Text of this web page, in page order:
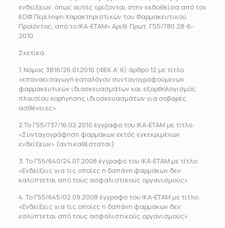
ενδείξεων, όπως αυτές ορίζονται στην εκδοθείσα από τον
ΕΟΦ Περίληψη Χαρακτηριστικών του Φαρμακευτικού
Προϊόντος, από το ΙΚΑ-ΕΤΑΜ» Αριθ. Πρωτ. Γ55/780 28-6-
2010
Σχετικά:
1. Νόμος 3816/26.01.2010 (ΦΕΚ Α’ 6) άρθρο 12 με τίτλο
«επαναεισαγωγή καταλόγου συνταγογραφούμενων
φαρμακευτικών ιδιοσκευασμάτων και εξορθολογισμός
πλαισίου χορήγησης ιδιοσκευασμάτων για σοβαρές
ασθένειες»
2.Το Γ55/737/16.02.2010 έγγραφο του ΙΚΑ-ΕΤΑΜ με τίτλο:
«Συνταγογράφηση φαρμάκων εκτός εγκεκριμένων
ενδείξεων» (αντικαθίσταται)
3. Το Γ55/640/24.07.2008 έγγραφο του ΙΚΑ-ΕΤΑΜ με τίτλο:
«Ενδείξεις για τις οποίες η δαπάνη φαρμάκων δεν
καλύπτεται από τους ασφαλιστικούς οργανισμούς»
4. Το Γ55/645/02.09.2008 έγγραφο του ΙΚΑ-ΕΤΑΜ με τίτλο:
«Ενδείξεις για τις οποίες η δαπάνη φαρμάκων δεν
καλύπτεται από τους ασφαλιστικούς οργανισμούς»